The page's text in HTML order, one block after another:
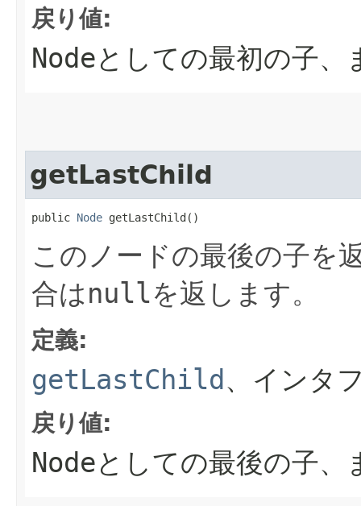
戻り値:
Nodeとしての最初の子、
getLastChild
public Node getLastChild()
このノードの最後の子を
合はnullを返します。
定義:
getLastChild、インタ
戻り値:
Nodeとしての最後の子、